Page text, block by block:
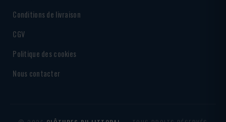
Conditions de livraison
CGV
Politique des cookies
Nous contacter